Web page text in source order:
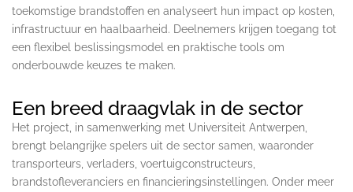
toekomstige brandstoffen en analyseert hun impact op kosten,
infrastructuur en haalbaarheid. Deelnemers krijgen toegang tot
een flexibel beslissingsmodel en praktische tools om
onderbouwde keuzes te maken.
Een breed draagvlak in de sector
Het project, in samenwerking met Universiteit Antwerpen,
brengt belangrijke spelers uit de sector samen, waaronder
transporteurs, verladers, voertuigconstructeurs,
brandstofleveranciers en financieringsinstellingen. Onder meer